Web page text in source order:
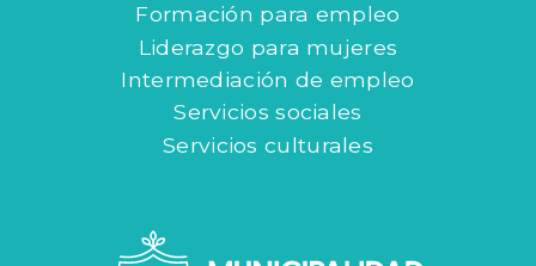
Formación para empleo
Liderazgo para mujeres
Intermediación de empleo
Servicios sociales
Servicios culturales